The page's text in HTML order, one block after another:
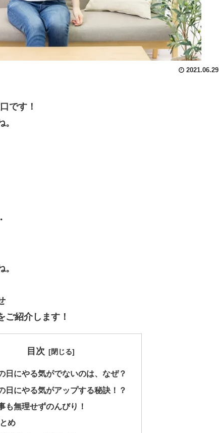
2021.06.29
です！
ご紹介します！
目次
日にやる気がでないのは、なぜ？
日にやる気がアップする秘訣！？
も無理せずのんびり！
め